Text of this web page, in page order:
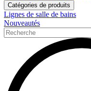
Catégories de produits
Lignes de salle de bains
Nouveautés